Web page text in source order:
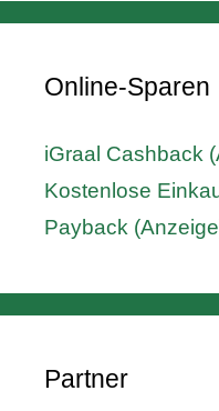
Online-Sparen
iGraal Cashback
Kostenlose
Payback
Partner